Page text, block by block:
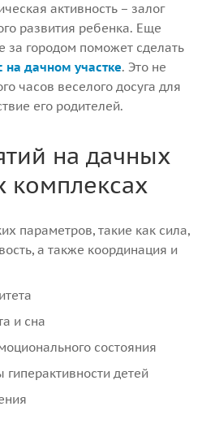
активность – залог
развития ребенка. Еще
за городом поможет сделать
на дачном участке. Это не
часов веселого досуга для
его родителей.
на дачных
комплексах
параметров, такие как сила,
а также координация и
и сна
состояния
детей